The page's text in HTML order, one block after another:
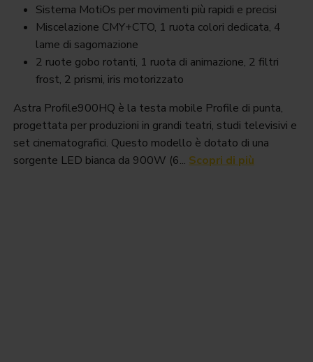
Sistema MotiOs per movimenti più rapidi e precisi
Miscelazione CMY+CTO, 1 ruota colori dedicata, 4
lame di sagomazione
2 ruote gobo rotanti, 1 ruota di animazione, 2 filtri
frost, 2 prismi, iris motorizzato
Astra Profile900HQ è la testa mobile Profile di punta,
progettata per produzioni in grandi teatri, studi televisivi e
set cinematografici. Questo modello è dotato di una
sorgente LED bianca da 900W (6... Scopri di più